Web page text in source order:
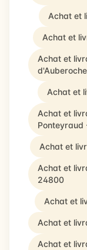
Achat et
Achat et
Achat et
Achat et
Achat et
Ponteyraud
Achat et
Achat et
24800
Achat et
Achat et
Achat et